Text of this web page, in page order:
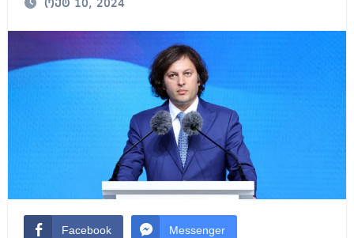
ოქტ 10, 2024
Facebook Messenger